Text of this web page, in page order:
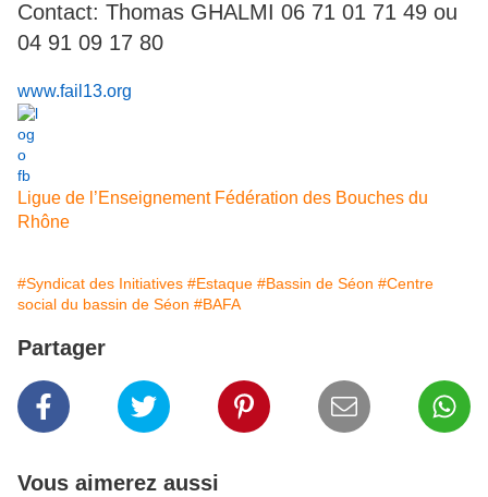
Contact: Thomas GHALMI 06 71 01 71 49 ou
04 91 09 17 80
www.fail13.org
Ligue de l’Enseignement Fédération des Bouches du
Rhône
#Syndicat des Initiatives #Estaque #Bassin de Séon #Centre
social du bassin de Séon #BAFA
Partager
Vous aimerez aussi